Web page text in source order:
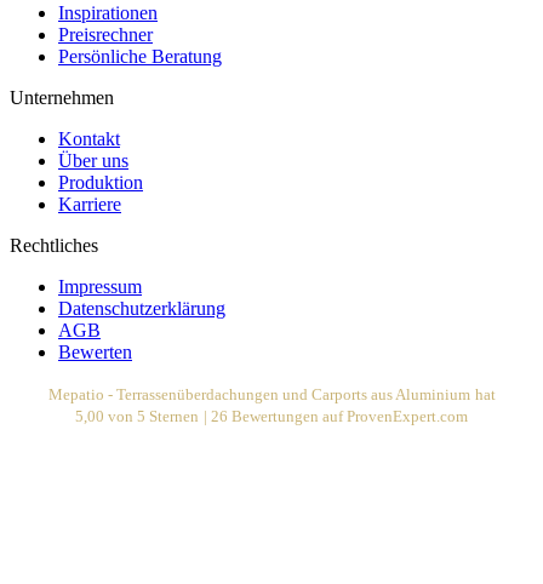
Inspirationen
Preisrechner
Persönliche Beratung
Unternehmen
Kontakt
Über uns
Produktion
Karriere
Rechtliches
Impressum
Datenschutzerklärung
AGB
Bewerten
Mepatio - Terrassenüberdachungen und Carports aus Aluminium hat
5,00 von 5 Sternen | 26 Bewertungen auf ProvenExpert.com